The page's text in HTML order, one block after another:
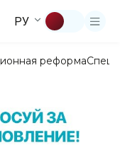
РУ
реформа